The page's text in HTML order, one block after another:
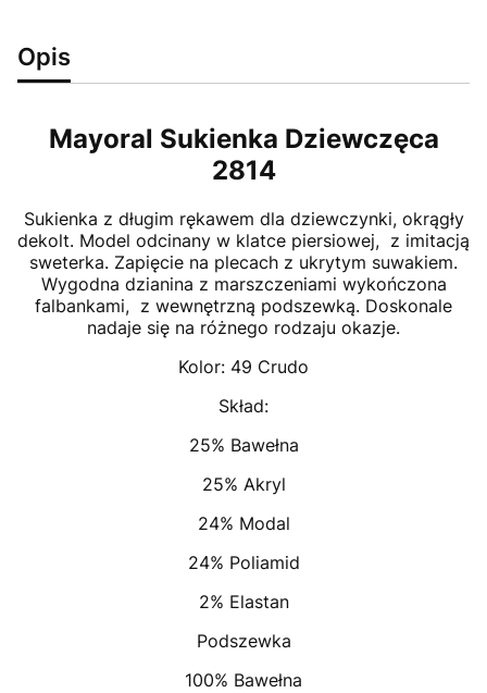
Opis
Mayoral Sukienka Dziewczęca
2814
Sukienka z długim rękawem dla dziewczynki, okrągły
dekolt. Model odcinany w klatce piersiowej, z imitacją
sweterka. Zapięcie na plecach z ukrytym suwakiem.
Wygodna dzianina z marszczeniami wykończona
falbankami, z wewnętrzną podszewką. Doskonale
nadaje się na różnego rodzaju okazje.
Kolor: 49 Crudo
Skład:
25% Bawełna
25% Akryl
24% Modal
24% Poliamid
2% Elastan
Podszewka
100% Bawełna